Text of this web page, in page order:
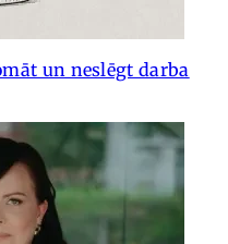
un neslēgt darba